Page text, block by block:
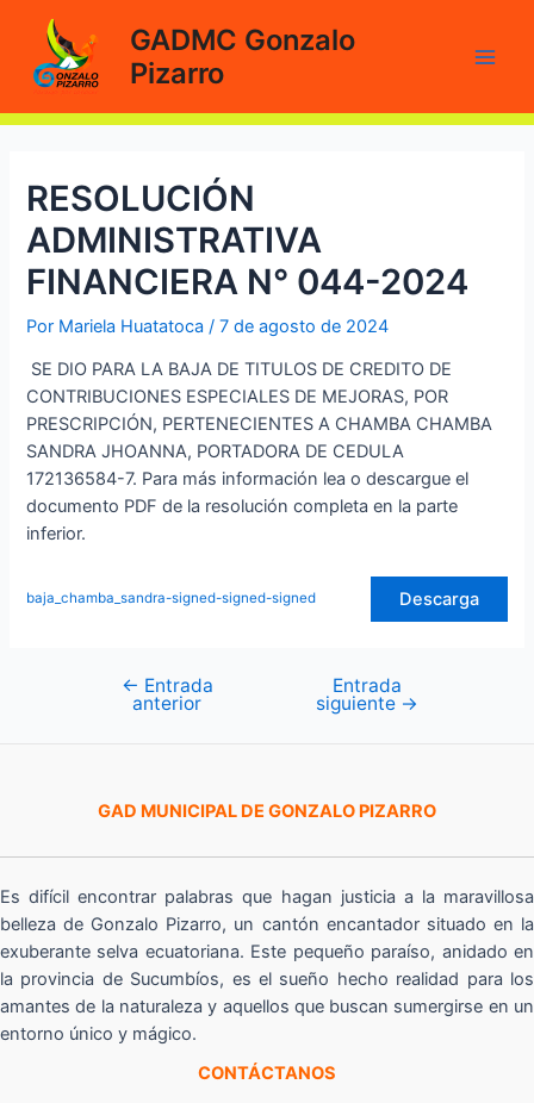
contenido
GADMC Gonzalo
Pizarro
RESOLUCIÓN
ADMINISTRATIVA
FINANCIERA N° 044-2024
Por Mariela Huatatoca/7 de agosto de 2024
SE DIO PARA LA BAJA DE TITULOS DE CREDITO DE
CONTRIBUCIONES ESPECIALES DE MEJORAS, POR
PRESCRIPCIÓN, PERTENECIENTES A CHAMBA CHAMBA
SANDRA JHOANNA, PORTADORA DE CEDULA
172136584-7. Para más información lea o descargue el
documento PDF de la resolución completa en la parte
inferior.
baja_chamba_sandra-signed-signed-signed Descarga
Navegación
← Entrada
anterior
Entrada
siguiente →
GAD MUNICIPAL DE GONZALO PIZARRO
Es difícil encontrar palabras que hagan justicia a la maravillosa
belleza de Gonzalo Pizarro, un cantón encantador situado en la
exuberante selva ecuatoriana. Este pequeño paraíso, anidado en
la provincia de Sucumbíos, es el sueño hecho realidad para los
amantes de la naturaleza y aquellos que buscan sumergirse en un
entorno único y mágico.
CONTÁCTANOS